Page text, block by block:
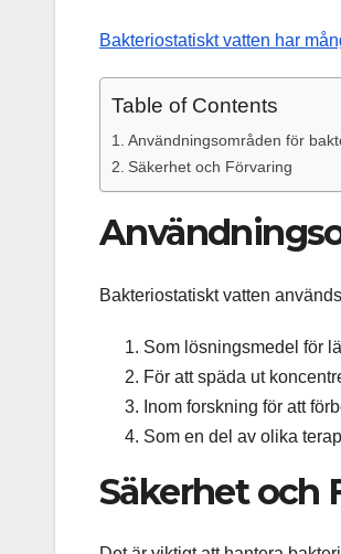
Bakteriostatiskt vatten har
Table of Contents
Användningsområden för
Säkerhet och Förvaring
Bakteriostatiskt vatten
Som lösningsmedel för
För att späda ut
Inom forskning för att
Som en del av olika
Säkerhet och